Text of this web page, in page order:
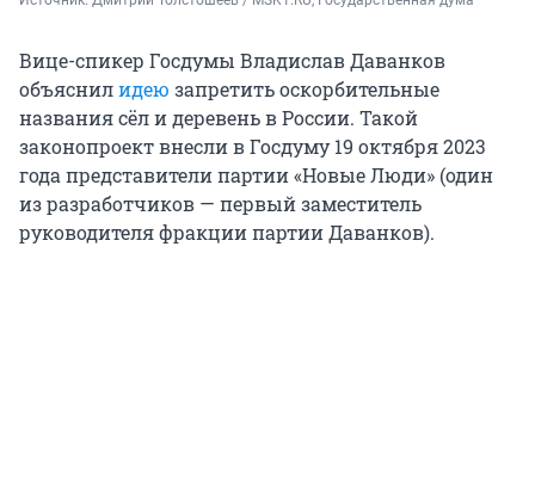
Вице-спикер Госдумы Владислав Даванков
объяснилидею запретить оскорбительные
названия сёл и деревень в России. Такой
законопроект внесли в Госдуму 19 октября 2023
года представители партии «Новые Люди» (один
из разработчиков — первый заместитель
руководителя фракции партии Даванков).